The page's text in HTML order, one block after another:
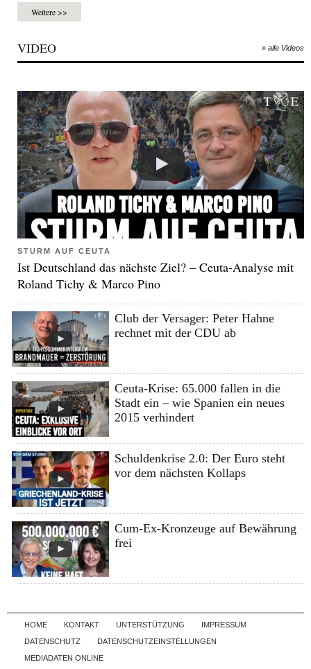
Weitere >>
VIDEO » alle Videos
STURM AUF CEUTA
Ist Deutschland das nächste Ziel? – Ceuta-Analyse mit
Roland Tichy & Marco Pino
Club der Versager: Peter Hahne
rechnet mit der CDU ab
Ceuta-Krise: 65.000 fallen in die
Stadt ein – wie Spanien ein neues
2015 verhindert
Schuldenkrise 2.0: Der Euro steht
vor dem nächsten Kollaps
Cum-Ex-Kronzeuge auf Bewährung
frei
Skip to content
HOME KONTAKT UNTERSTÜTZUNG
IMPRESSUM
DATENSCHUTZ
DATENSCHUTZEINSTELLUNGEN
MEDIADATEN ONLINE